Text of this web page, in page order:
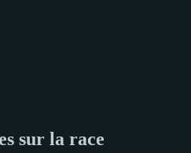
sur la race